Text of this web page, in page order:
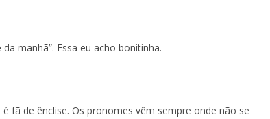
manhã”. Essa eu acho bonitinha.
é fã de ênclise. Os pronomes vêm sempre onde não se